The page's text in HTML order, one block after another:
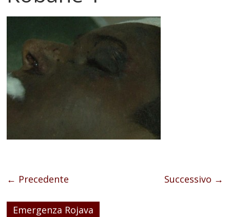
← Precedente Successivo →
Emergenza Rojava